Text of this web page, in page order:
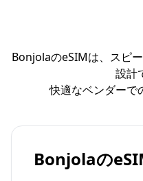
BonjolaのeSIMは、スピ
設計
快適なベンダーで
Bonjolaの